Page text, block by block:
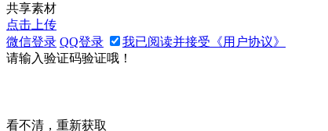
共享素材
点击上传
微信登录 QQ登录
我已阅读并接受《用户协议》
请输入验证码验证哦！
看不清，重新获取